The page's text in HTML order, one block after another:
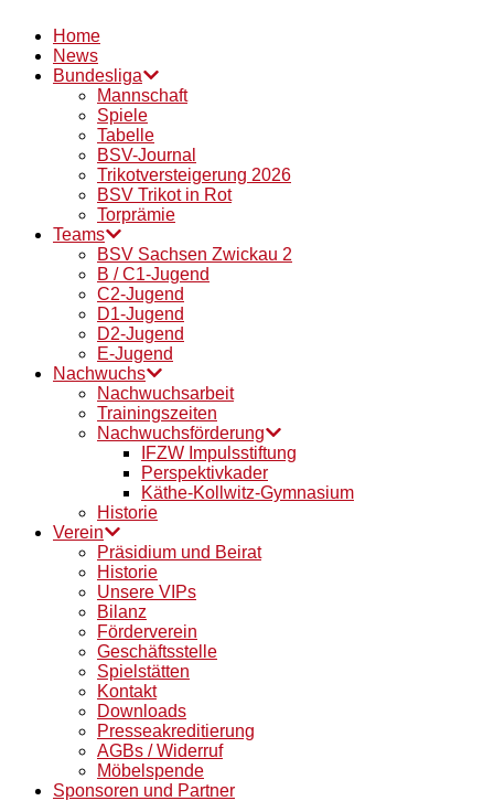
Home
News
Bundesliga
Mannschaft
Spiele
Tabelle
BSV-Journal
Trikotversteigerung 2026
BSV Trikot in Rot
Torprämie
Teams
BSV Sachsen Zwickau 2
B / C1-Jugend
C2-Jugend
D1-Jugend
D2-Jugend
E-Jugend
Nachwuchs
Nachwuchsarbeit
Trainingszeiten
Nachwuchsförderung
IFZW Impulsstiftung
Perspektivkader
Käthe-Kollwitz-Gymnasium
Historie
Verein
Präsidium und Beirat
Historie
Unsere VIPs
Bilanz
Förderverein
Geschäftsstelle
Spielstätten
Kontakt
Downloads
Presseakreditierung
AGBs / Widerruf
Möbelspende
Sponsoren und Partner